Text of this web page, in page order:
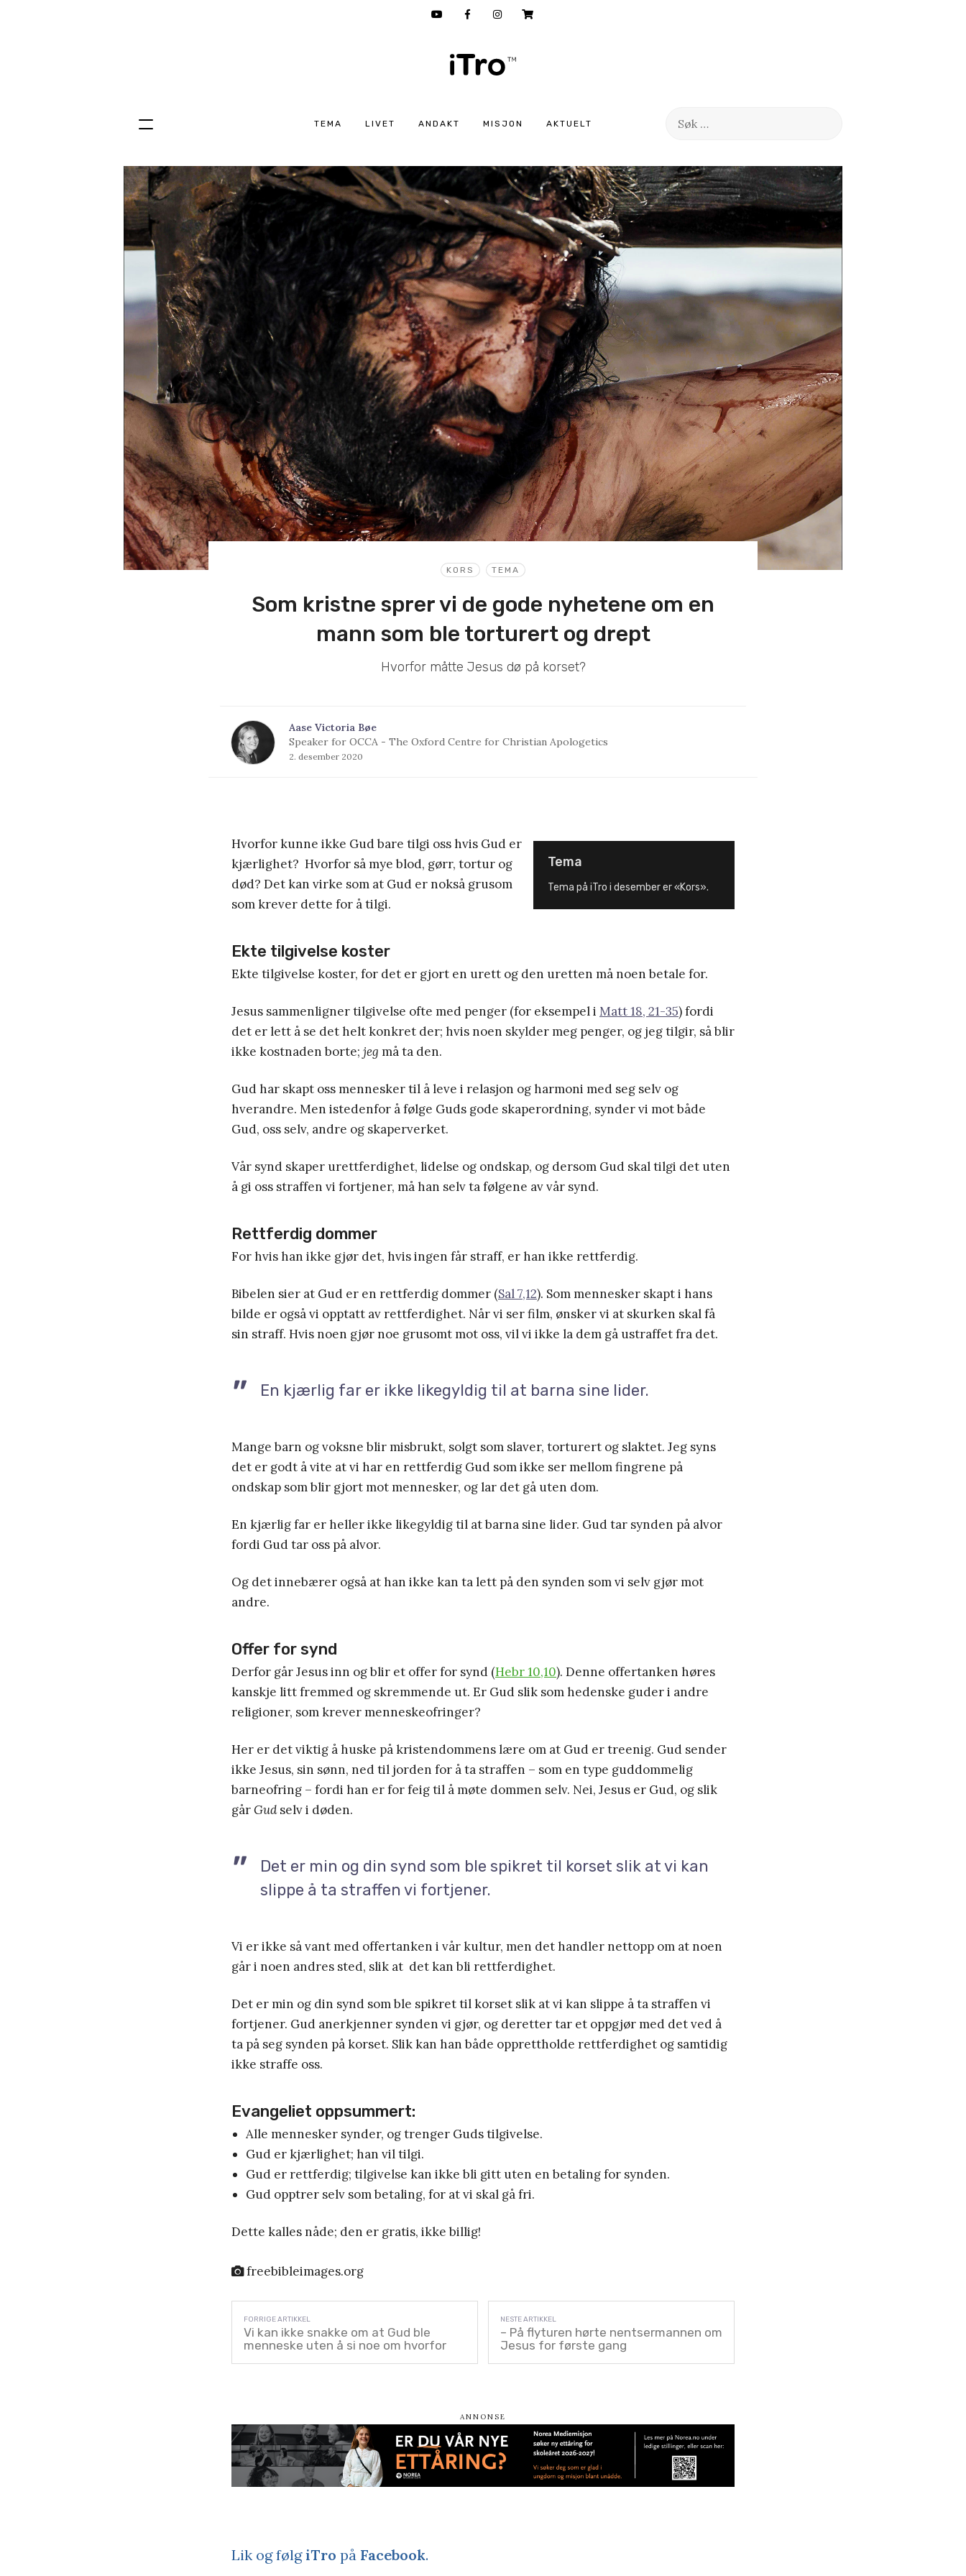
TEMA LIVET ANDAKT MISJON AKTUELT
Søk
Hopp
innhold
KORS TEMA
Som kristne sprer vi de gode nyhetene om en
mann som ble torturert og drept
Hvorfor måtte Jesus dø på korset?
Aase Victoria Bøe
Speaker for OCCA - The Oxford Centre for Christian Apologetics
2. desember 2020
Tema
Tema på iTro i desember er «Kors».
Hvorfor kunne ikke Gud bare tilgi oss hvis Gud er
kjærlighet? Hvorfor så mye blod, gørr, tortur og
død? Det kan virke som at Gud er nokså grusom
som krever dette for å tilgi.
Ekte tilgivelse koster
Ekte tilgivelse koster, for det er gjort en urett og den uretten må noen betale for.
Jesus sammenligner tilgivelse ofte med penger (for eksempel i Matt 18, 21-35) fordi
det er lett å se det helt konkret der; hvis noen skylder meg penger, og jeg tilgir, så blir
ikke kostnaden borte; jeg må ta den.
Gud har skapt oss mennesker til å leve i relasjon og harmoni med seg selv og
hverandre. Men istedenfor å følge Guds gode skaperordning, synder vi mot både
Gud, oss selv, andre og skaperverket.
Vår synd skaper urettferdighet, lidelse og ondskap, og dersom Gud skal tilgi det uten
å gi oss straffen vi fortjener, må han selv ta følgene av vår synd.
Rettferdig dommer
For hvis han ikke gjør det, hvis ingen får straff, er han ikke rettferdig.
Bibelen sier at Gud er en rettferdig dommer (Sal 7,12). Som mennesker skapt i hans
bilde er også vi opptatt av rettferdighet. Når vi ser film, ønsker vi at skurken skal få
sin straff. Hvis noen gjør noe grusomt mot oss, vil vi ikke la dem gå ustraffet fra det.
En kjærlig far er ikke likegyldig til at barna sine lider.
Mange barn og voksne blir misbrukt, solgt som slaver, torturert og slaktet. Jeg syns
det er godt å vite at vi har en rettferdig Gud som ikke ser mellom fingrene på
ondskap som blir gjort mot mennesker, og lar det gå uten dom.
En kjærlig far er heller ikke likegyldig til at barna sine lider. Gud tar synden på alvor
fordi Gud tar oss på alvor.
Og det innebærer også at han ikke kan ta lett på den synden som vi selv gjør mot
andre.
Offer for synd
Derfor går Jesus inn og blir et offer for synd (Hebr 10,10). Denne offertanken høres
kanskje litt fremmed og skremmende ut. Er Gud slik som hedenske guder i andre
religioner, som krever menneskeofringer?
Her er det viktig å huske på kristendommens lære om at Gud er treenig. Gud sender
ikke Jesus, sin sønn, ned til jorden for å ta straffen – som en type guddommelig
barneofring – fordi han er for feig til å møte dommen selv. Nei, Jesus er Gud, og slik
gårGudselv i døden.
Det er min og din synd som ble spikret til korset slik at vi kan
slippe å ta straffen vi fortjener.
Vi er ikke så vant med offertanken i vår kultur, men det handler nettopp om at noen
går i noen andres sted, slik at det kan bli rettferdighet.
Det er min og din synd som ble spikret til korset slik at vi kan slippe å ta straffen vi
fortjener. Gud anerkjenner synden vi gjør, og deretter tar et oppgjør med det ved å
ta på seg synden på korset. Slik kan han både opprettholde rettferdighet og samtidig
ikke straffe oss.
Evangeliet oppsummert:
Alle mennesker synder, og trenger Guds tilgivelse.
Gud er kjærlighet; han vil tilgi.
Gud er rettferdig; tilgivelse kan ikke bli gitt uten en betaling for synden.
Gud opptrer selv som betaling, for at vi skal gå fri.
Dette kalles nåde; den er gratis, ikke billig!
freebibleimages.org
Vi kan ikke snakke om at Gud ble
menneske uten å si noe om hvorfor
– På flyturen hørte nentsermannen om
Jesus for første gang
Lik og følgiTro på Facebook.